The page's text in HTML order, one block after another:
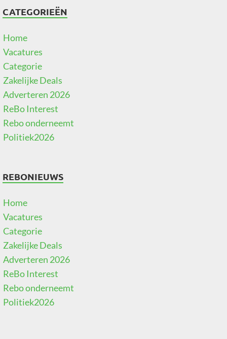
CATEGORIEËN
Home
Vacatures
Categorie
Zakelijke Deals
Adverteren 2026
ReBo Interest
Rebo onderneemt
Politiek2026
REBONIEUWS
Home
Vacatures
Categorie
Zakelijke Deals
Adverteren 2026
ReBo Interest
Rebo onderneemt
Politiek2026